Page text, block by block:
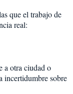
que el trabajo de
real:
a otra ciudad o
incertidumbre sobre